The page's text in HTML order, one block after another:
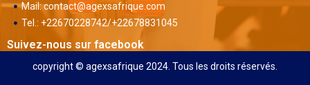
Mail: contact@agexsafrique.com
Tel.: +22670228742/+22678831045
Suivez-nous sur facebook
copyright © agexsafrique 2024. Tous les droits réservés.